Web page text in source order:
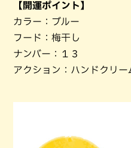
【開運ポイント】
カラー：ブルー
フード：梅干し
ナンバー：１３
アクション：ハンドクリー